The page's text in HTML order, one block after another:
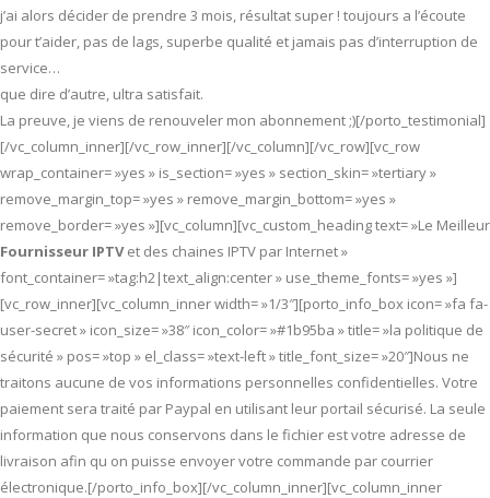
j’ai alors décider de prendre 3 mois, résultat super ! toujours a l’écoute
pour t’aider, pas de lags, superbe qualité et jamais pas d’interruption de
service…
que dire d’autre, ultra satisfait.
La preuve, je viens de renouveler mon abonnement ;)[/porto_testimonial]
[/vc_column_inner][/vc_row_inner][/vc_column][/vc_row][vc_row
wrap_container= »yes » is_section= »yes » section_skin= »tertiary »
remove_margin_top= »yes » remove_margin_bottom= »yes »
remove_border= »yes »][vc_column][vc_custom_heading text= »Le Meilleur
Fournisseur IPTVet des chaines IPTV par Internet »
font_container= »tag:h2|text_align:center » use_theme_fonts= »yes »]
[vc_row_inner][vc_column_inner width= »1/3″][porto_info_box icon= »fa fa-
user-secret » icon_size= »38″ icon_color= »#1b95ba » title= »la politique de
sécurité » pos= »top » el_class= »text-left » title_font_size= »20″]Nous ne
traitons aucune de vos informations personnelles confidentielles. Votre
paiement sera traité par Paypal en utilisant leur portail sécurisé. La seule
information que nous conservons dans le fichier est votre adresse de
livraison afin qu on puisse envoyer votre commande par courrier
électronique.[/porto_info_box][/vc_column_inner][vc_column_inner